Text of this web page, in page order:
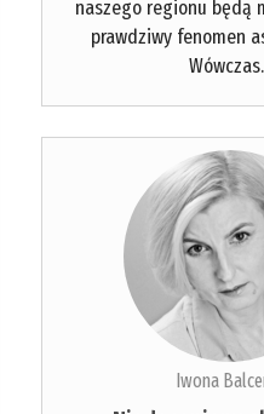
naszego regionu będą
prawdziwy fenomen
Iwona